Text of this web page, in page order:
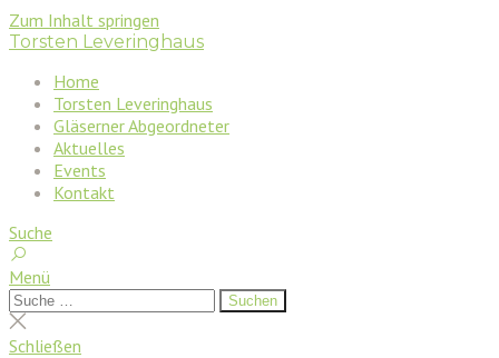
Zum Inhalt springen
Torsten Leveringhaus
Home
Torsten Leveringhaus
Gläserner Abgeordneter
Aktuelles
Events
Kontakt
Suche
Menü
Suchen
nach:
Suchen
Suche
schließen
Schließen